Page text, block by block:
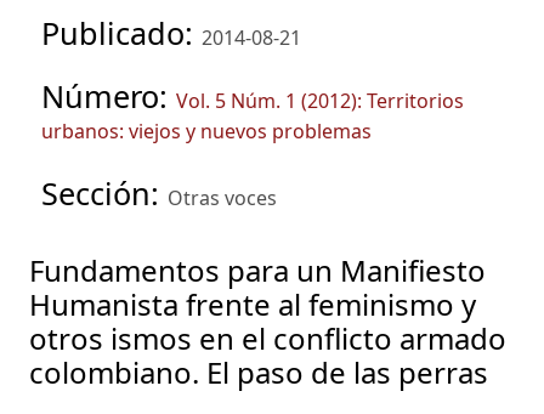
Publicado: 2014-08-21
Número: Vol. 5 Núm. 1 (2012): Territorios
urbanos: viejos y nuevos problemas
Sección: Otras voces
Fundamentos para un Manifiesto
Humanista frente al feminismo y
otros ismos en el conflicto armado
colombiano. El paso de las perras